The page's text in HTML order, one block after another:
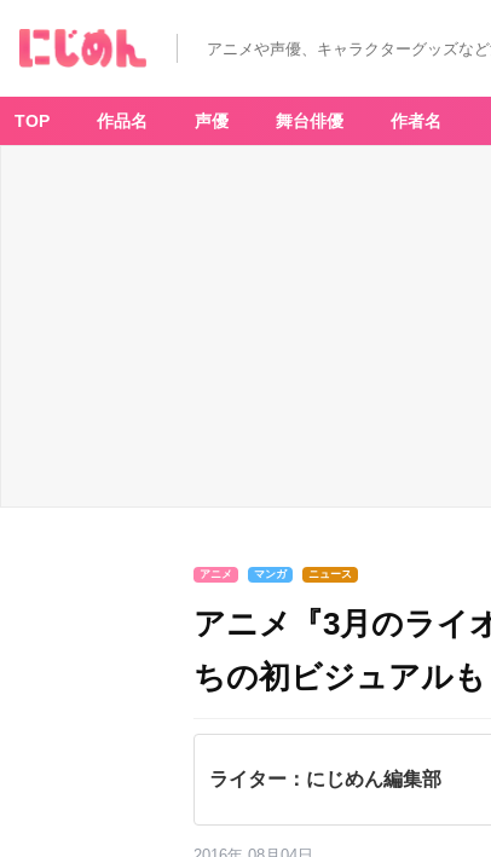
アニメや声優、キャラクターグッズな
TOP 作品名 声優 舞台俳優 作者名
アニメ マンガ ニュース
アニメ『3月のライ
ちの初ビジュアルも
ライター：にじめん編集部